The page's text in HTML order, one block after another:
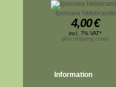
Ipomoea hildebrandtii
4,00€
incl. 7% VAT*
plus shipping costs
Information